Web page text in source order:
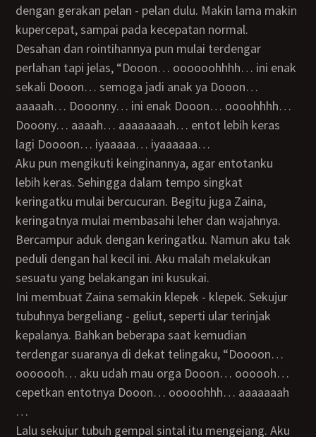
dengan gerakan pelan - pelan dulu. Makin lama makin
kupercepat, sampai pada kecepatan normal.
Desahan dan rointihannya pun mulai terdengar
perlahan tapi jelas, “Dooon… oooooohhhh… ini enak
sekali Dooon… semoga jadi anak ya Dooon…
aaaaah… Dooonny… ini enak Dooon… oooohhhh…
Dooony… aaaah… aaaaaaaah… entot lebih keras
lagi Doooon… iyaaaaa… iyaaaaaa…
Aku pun mengikuti keinginannya, agar entotanku
lebih keras. Sehingga dalam tempo singkat
keringatku mulai bercucuran. Begitu juga Zaina,
keringatnya mulai membasahi leher dan wajahnya.
Bercampur aduk dengan keringatku. Namun aku tak
peduli dengan hal kecil ini. Aku malah melakukan
sesuatu yang belakangan ini kusukai.
Ini membuat Zaina semakin klepek - klepek. Sekujur
tubuhnya bergeliang - geliut, seperti ular terinjak
kepalanya. Bahkan beberapa saat kemudian
terdengar suaranya di dekat telingaku, “Doooon…
ooooooh… aku udah mau orga Dooon… oooooh…
cepetkan entotnya Dooon… ooooohhh… aaaaaaah
…
Lalu sekujur tubuh gempal sintal itu mengejang. Aku